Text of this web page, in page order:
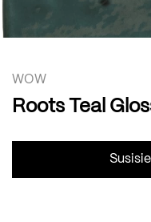
WOW
Roots Teal